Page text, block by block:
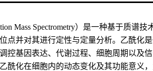
Mass Spectrometry）是一种基于质谱
点并对其进行定性与定量分析。乙酰化
控基因表达、代谢过程、细胞周期以及
酰化在细胞内的动态变化及其功能意义